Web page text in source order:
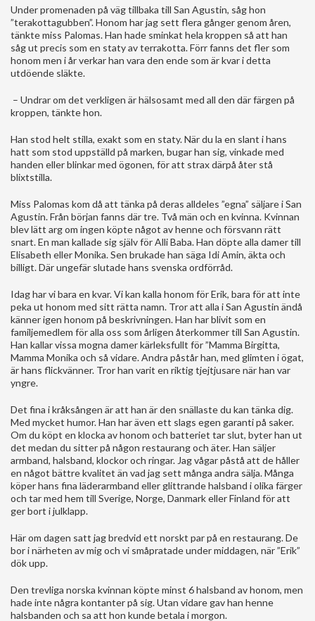
Under promenaden på väg tillbaka till San Agustin, såg hon
”terakottagubben”. Honom har jag sett flera gånger genom åren,
tänkte miss Palomas. Han hade sminkat hela kroppen så att han
såg ut precis som en staty av terrakotta. Förr fanns det fler som
honom men i år verkar han vara den ende som är kvar i detta
utdöende släkte.
– Undrar om det verkligen är hälsosamt med all den där färgen på
kroppen, tänkte hon.
Han stod helt stilla, exakt som en staty. När du la en slant i hans
hatt som stod uppställd på marken, bugar han sig, vinkade med
handen eller blinkar med ögonen, för att strax därpå åter stå
blixtstilla.
Miss Palomas kom då att tänka på deras alldeles ”egna” säljare i San
Agustin. Från början fanns där tre. Två män och en kvinna. Kvinnan
blev lätt arg om ingen köpte något av henne och försvann rätt
snart. En man kallade sig själv för Alli Baba. Han döpte alla damer till
Elisabeth eller Monika. Sen brukade han säga Idi Amin, äkta och
billigt. Där ungefär slutade hans svenska ordförråd.
Idag har vi bara en kvar. Vi kan kalla honom för Erik, bara för att inte
peka ut honom med sitt rätta namn. Tror att alla i San Agustin ändå
känner igen honom på beskrivningen. Han har blivit som en
familjemedlem för alla oss som årligen återkommer till San Agustin.
Han kallar vissa mogna damer kärleksfullt för ”Mamma Birgitta,
Mamma Monika och så vidare. Andra påstår han, med glimten i ögat,
är hans flickvänner. Tror han varit en riktig tjejtjusare när han var
yngre.
Det fina i kråksången är att han är den snällaste du kan tänka dig.
Med mycket humor. Han har även ett slags egen garanti på saker.
Om du köpt en klocka av honom och batteriet tar slut, byter han ut
det medan du sitter på någon restaurang och äter. Han säljer
armband, halsband, klockor och ringar. Jag vågar påstå att de håller
en något bättre kvalitet än vad jag sett många andra sälja. Många
köper hans fina läderarmband eller glittrande halsband i olika färger
och tar med hem till Sverige, Norge, Danmark eller Finland för att
ger bort i julklapp.
Här om dagen satt jag bredvid ett norskt par på en restaurang. De
bor i närheten av mig och vi småpratade under middagen, när ”Erik”
dök upp.
Den trevliga norska kvinnan köpte minst 6 halsband av honom, men
hade inte några kontanter på sig. Utan vidare gav han henne
halsbanden och sa att hon kunde betala i morgon.